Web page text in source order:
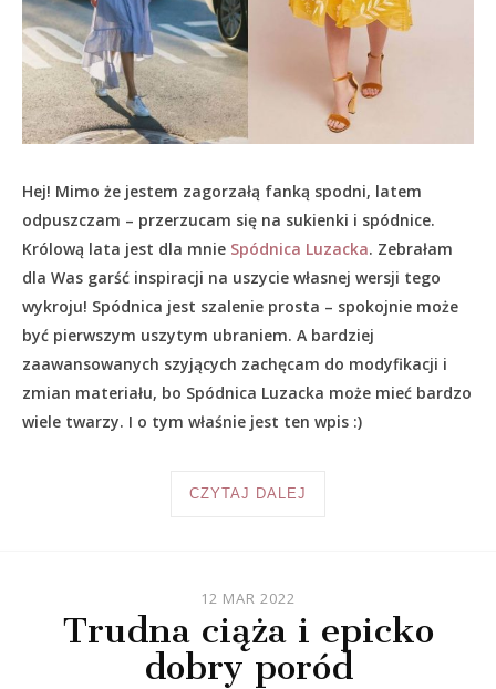
Hej! Mimo że jestem zagorzałą fanką spodni, latem
odpuszczam – przerzucam się na sukienki i spódnice.
Królową lata jest dla mnie Spódnica Luzacka. Zebrałam
dla Was garść inspiracji na uszycie własnej wersji tego
wykroju! Spódnica jest szalenie prosta – spokojnie może
być pierwszym uszytym ubraniem. A bardziej
zaawansowanych szyjących zachęcam do modyfikacji i
zmian materiału, bo Spódnica Luzacka może mieć bardzo
wiele twarzy. I o tym właśnie jest ten wpis :)
CZYTAJ DALEJ
12 MAR 2022
Trudna ciąża i epicko
dobry poród